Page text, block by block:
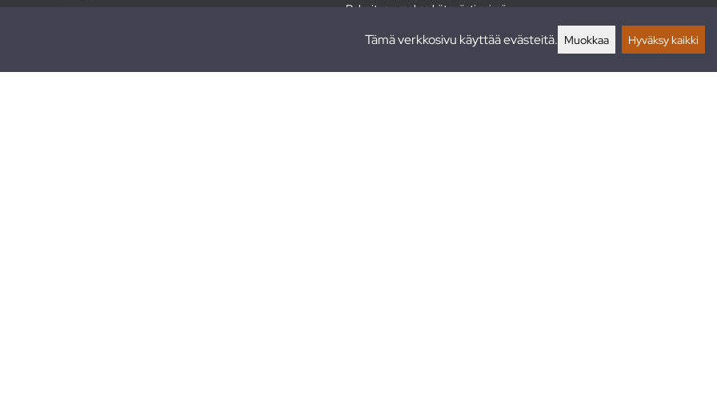
Rahoitus - maksa kätevästi erissä
Tämä verkkosivu käyttää evästeitä. Muokkaa Hyväksy kaikki